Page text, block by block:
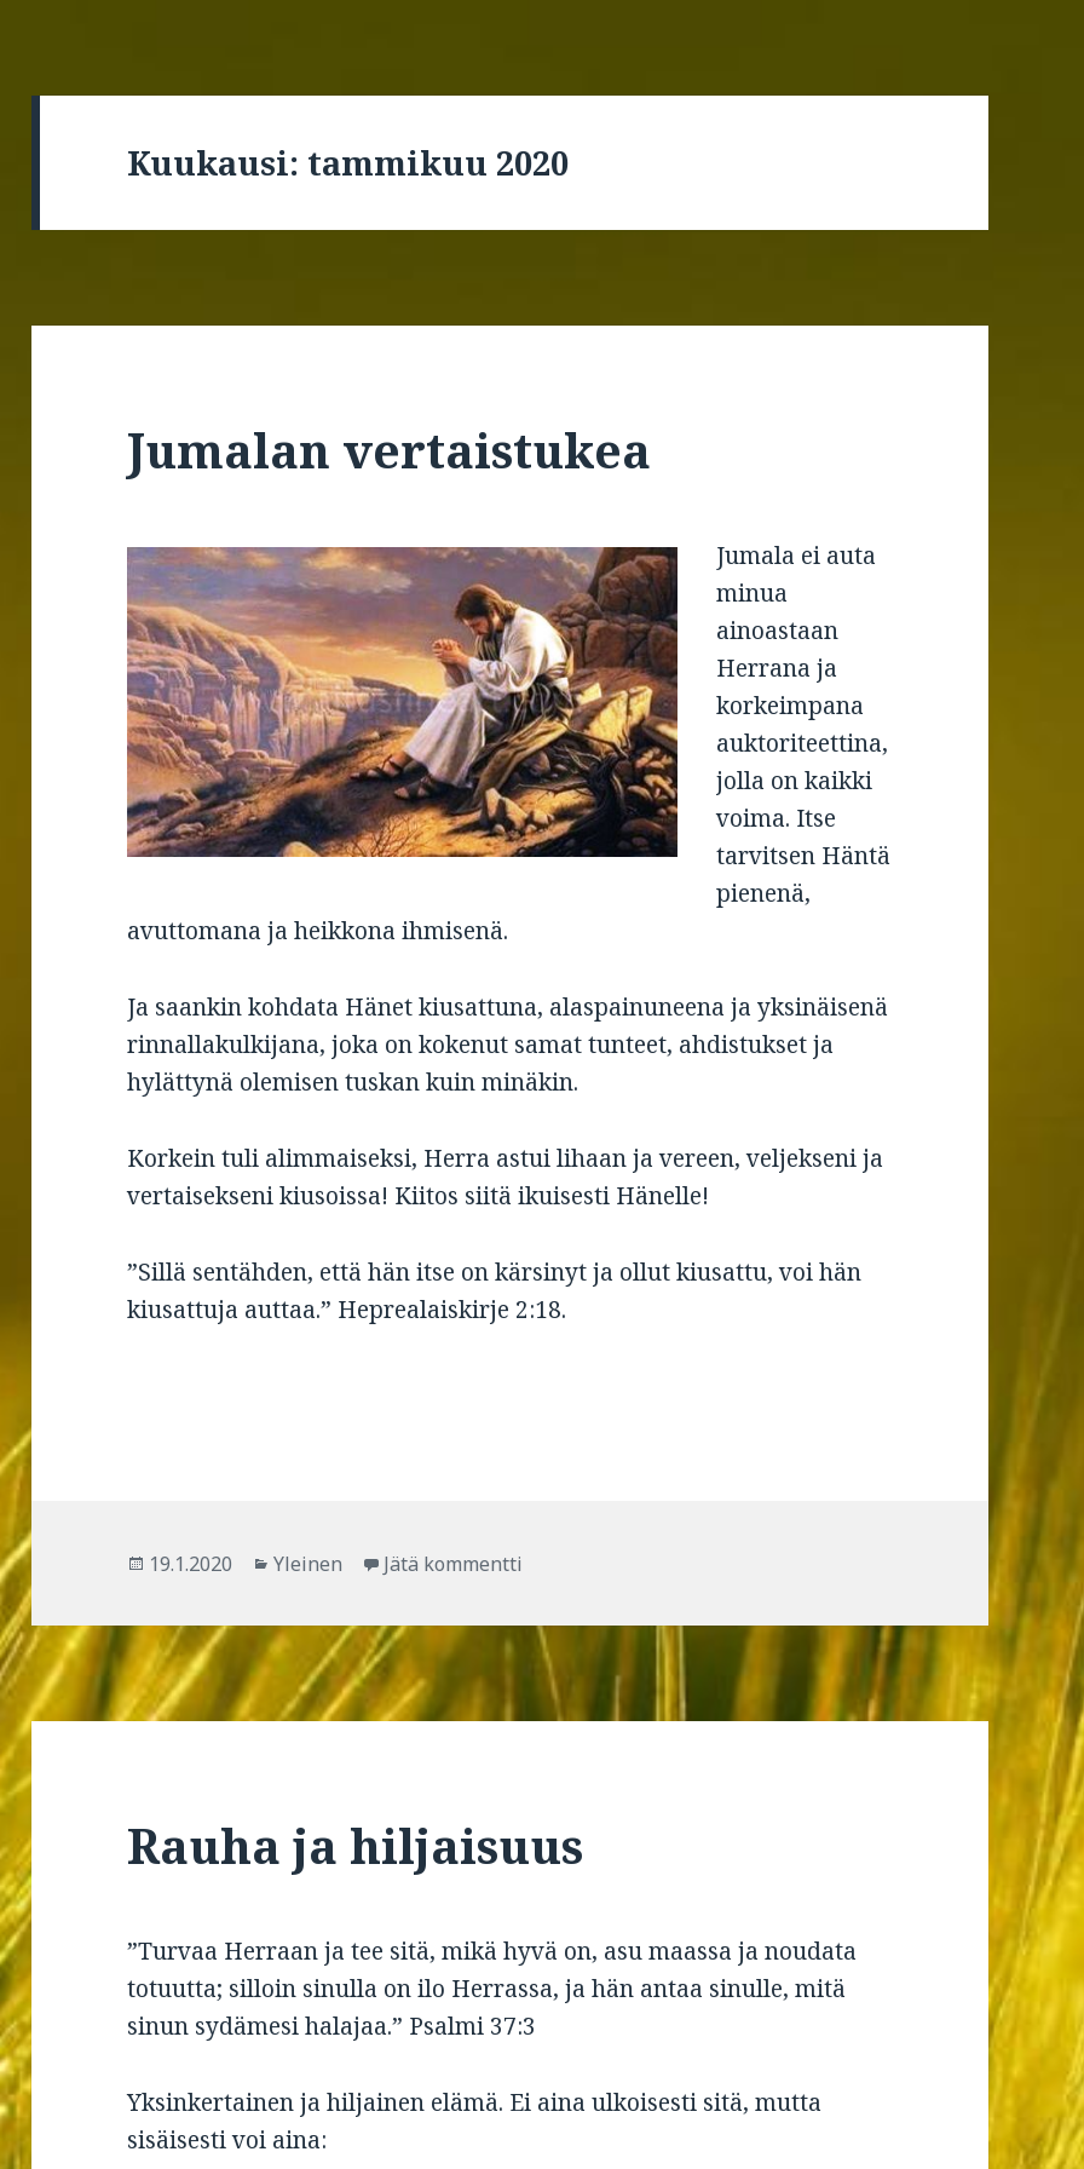
Kuukausi: tammikuu 2020
Jumalan vertaistukea
Jumala ei auta
minua
ainoastaan
Herrana ja
korkeimpana
auktoriteettina,
jolla on kaikki
voima. Itse
tarvitsen Häntä
pienenä,
avuttomana ja heikkona ihmisenä.
Ja saankin kohdata Hänet kiusattuna, alaspainuneena ja yksinäisenä
rinnallakulkijana, joka on kokenut samat tunteet, ahdistukset ja
hylättynä olemisen tuskan kuin minäkin.
Korkein tuli alimmaiseksi, Herra astui lihaan ja vereen, veljekseni ja
vertaisekseni kiusoissa! Kiitos siitä ikuisesti Hänelle!
”Sillä sentähden, että hän itse on kärsinyt ja ollut kiusattu, voi hän
kiusattuja auttaa.” Heprealaiskirje 2:18.
Julkaistu
19.1.2020 Kategoriat
Yleinen Jätä kommentti
Rauha ja hiljaisuus
”Turvaa Herraan ja tee sitä, mikä hyvä on, asu maassa ja noudata
totuutta; silloin sinulla on ilo Herrassa, ja hän antaa sinulle, mitä
sinun sydämesi halajaa.” Psalmi 37:3
Yksinkertainen ja hiljainen elämä. Ei aina ulkoisesti sitä, mutta
sisäisesti voi aina: